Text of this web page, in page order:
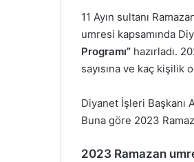
11 Ayın sultanı
umresi kapsamında
Programı” hazırladı.
sayısına ve kaç
Diyanet İşleri Başkanı
Buna göre 2023
2023 Ramazan